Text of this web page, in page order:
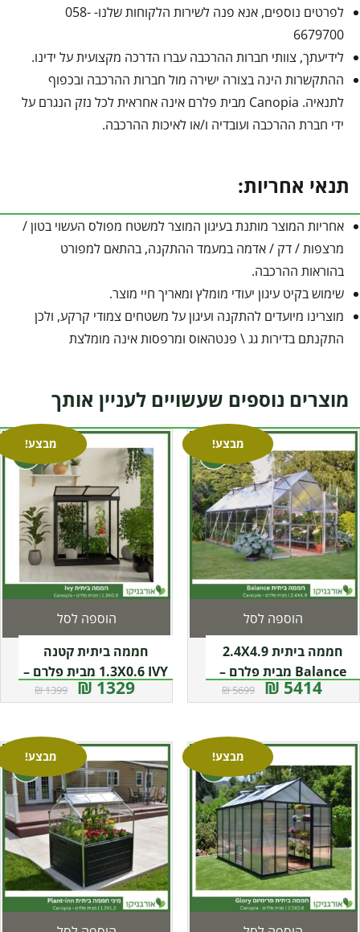
לפרטים נוספים, אנא פנה לשירות הלקוחות שלנו- 058-
6679700
לידיעתך, צוותי חברות ההרכבה עברו הדרכה מקצועית על ידינו.
ההתקשרות הינה בצורה ישירה מול חברות ההרכבה ובכפוף
לתנאיה. Canopia מבית פלרם אינה אחראית לכל נזק הנגרם על
ידי חברת ההרכבה ועובדיה ו/או לאיכות ההרכבה.
תנאי אחריות:
אחריות המוצר מותנת בעיגון המוצר למשטח מפולס העשוי בטון /
מרצפות / דק / אדמה במעמד ההתקנה, בהתאם למפורט
בהוראות ההרכבה.
שימוש בקיט עיגון יעודי מומלץ ומאריך חיי מוצר.
מוצרינו מיועדים להתקנה ועיגון על משטחים צמודי קרקע, ולכן
התקנתם בדירות גג \ פנטהאוס ומרפסות אינה מומלצת
מוצרים נוספים שעשויים לעניין אותך
מבצע!
חממה ביתית 2.4X4.9
Balance מבית פלרם –
Canopia
5414 ₪
5699 ₪
הוספה לסל
מבצע!
חממה ביתית קטנה
1.3X0.6 IVY מבית פלרם –
קנופיה1329 ₪
1399 ₪
הוספה לסל
מבצע! מבצע!